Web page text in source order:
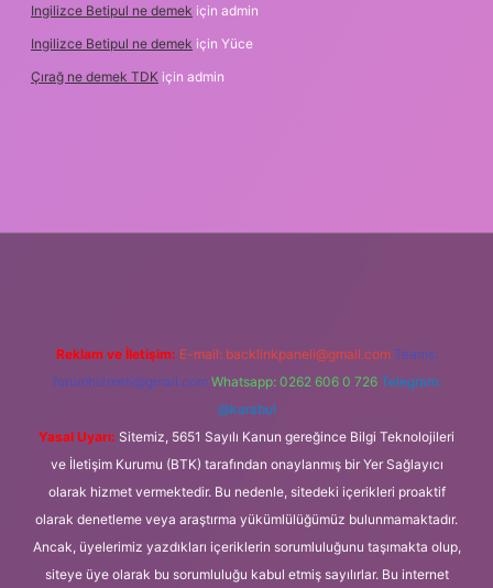
Ingilizce Betipul ne demek için admin
Ingilizce Betipul ne demek için Yüce
Çırağ ne demek TDK için admin
Reklam ve İletişim: E-mail: backlinkpaneli@gmail.com Teams:
forumhizmeti@gmail.com Whatsapp: 0262 606 0 726 Telegram:
@karabul
Yasal Uyarı: Sitemiz, 5651 Sayılı Kanun gereğince Bilgi Teknolojileri
ve İletişim Kurumu (BTK) tarafından onaylanmış bir Yer Sağlayıcı
olarak hizmet vermektedir. Bu nedenle, sitedeki içerikleri proaktif
olarak denetleme veya araştırma yükümlülüğümüz bulunmamaktadır.
Ancak, üyelerimiz yazdıkları içeriklerin sorumluluğunu taşımakta olup,
siteye üye olarak bu sorumluluğu kabul etmiş sayılırlar. Bu internet